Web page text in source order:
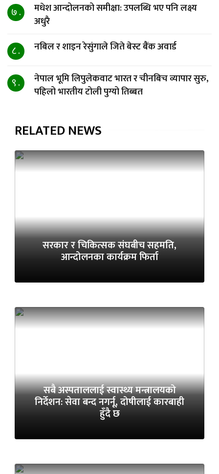
७ .
मधेश आन्दोलनको समीक्षा: उपलब्धि भए पनि लक्ष्य
अधुरै
८ . नबिल र शाइन रेसुंगाले जिते बेस्ट बैंक अवार्ड
९ .
नेपाल भूमि लिपुलेकवाट भारत र चीनबिच व्यापार सुरु,
पहिलो भारतीय टोली पुग्यो तिब्बत
RELATED NEWS
सरकार र चिकित्सक संघबीच सहमति,
आन्दोलनका कार्यक्रम फिर्ता
सबै अस्पताललाई स्वास्थ्य मन्त्रालयको
निर्देशन: सेवा बन्द नगर्नू, दोषीलाई कारबाही
हुँदै छ